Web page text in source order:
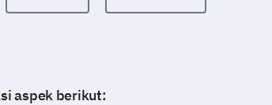
aspek berikut: